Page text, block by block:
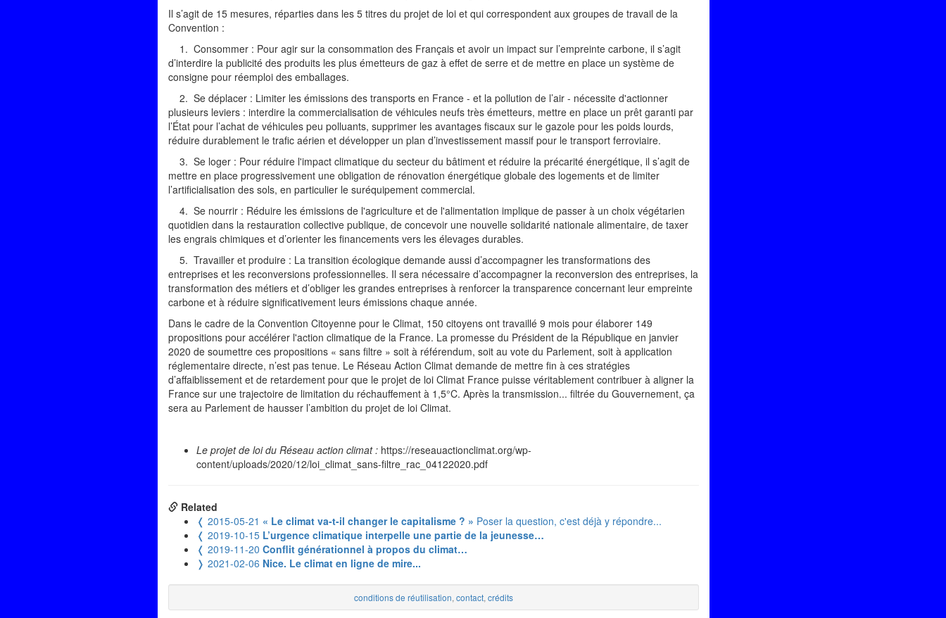
Il s’agit de 15 mesures, réparties dans les 5 titres du projet de loi et qui correspondent aux groupes de travail de la
Convention :
1. Consommer : Pour agir sur la consommation des Français et avoir un impact sur l’empreinte carbone, il s’agit
d’interdire la publicité des produits les plus émetteurs de gaz à effet de serre et de mettre en place un système de
consigne pour réemploi des emballages.
2. Se déplacer : Limiter les émissions des transports en France - et la pollution de l’air - nécessite d'actionner
plusieurs leviers : interdire la commercialisation de véhicules neufs très émetteurs, mettre en place un prêt garanti par
l’État pour l’achat de véhicules peu polluants, supprimer les avantages fiscaux sur le gazole pour les poids lourds,
réduire durablement le trafic aérien et développer un plan d’investissement massif pour le transport ferroviaire.
3. Se loger : Pour réduire l'impact climatique du secteur du bâtiment et réduire la précarité énergétique, il s’agit de
mettre en place progressivement une obligation de rénovation énergétique globale des logements et de limiter
l’artificialisation des sols, en particulier le suréquipement commercial.
4. Se nourrir : Réduire les émissions de l'agriculture et de l'alimentation implique de passer à un choix végétarien
quotidien dans la restauration collective publique, de concevoir une nouvelle solidarité nationale alimentaire, de taxer
les engrais chimiques et d’orienter les financements vers les élevages durables.
5. Travailler et produire : La transition écologique demande aussi d’accompagner les transformations des
entreprises et les reconversions professionnelles. Il sera nécessaire d’accompagner la reconversion des entreprises, la
transformation des métiers et d’obliger les grandes entreprises à renforcer la transparence concernant leur empreinte
carbone et à réduire significativement leurs émissions chaque année.
Dans le cadre de la Convention Citoyenne pour le Climat, 150 citoyens ont travaillé 9 mois pour élaborer 149
propositions pour accélérer l'action climatique de la France. La promesse du Président de la République en janvier
2020 de soumettre ces propositions « sans filtre » soit à référendum, soit au vote du Parlement, soit à application
réglementaire directe, n’est pas tenue. Le Réseau Action Climat demande de mettre fin à ces stratégies
d’affaiblissement et de retardement pour que le projet de loi Climat France puisse véritablement contribuer à aligner la
France sur une trajectoire de limitation du réchauffement à 1,5°C. Après la transmission... filtrée du Gouvernement, ça
sera au Parlement de hausser l’ambition du projet de loi Climat.
Le projet de loi du Réseau action climat : https://reseauactionclimat.org/wp-
content/uploads/2020/12/loi_climat_sans-filtre_rac_04122020.pdf
Related
❬ 2015-05-21 « Le climat va-t-il changer le capitalisme ? » Poser la question, c'est déjà y répondre...
❬ 2019-10-15 L’urgence climatique interpelle une partie de la jeunesse…
❬ 2019-11-20 Conflit générationnel à propos du climat…
❭ 2021-02-06 Nice. Le climat en ligne de mire...
conditions de réutilisation, contact, crédits